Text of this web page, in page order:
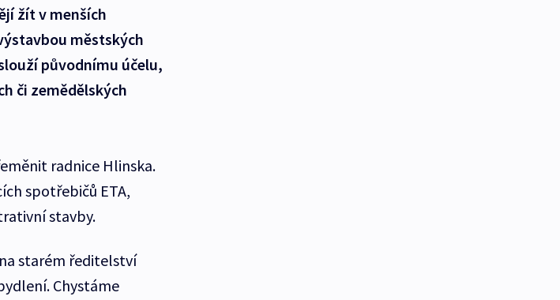
žít v menších
městských
původnímu účelu,
či zemědělských
radnice Hlinska.
spotřebičů ETA,
stavby.
starém ředitelství
Chystáme